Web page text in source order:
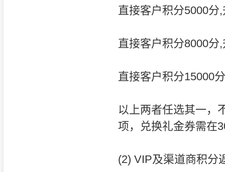
直接客户积分5000分
直接客户积分8000分
直接客户积分15000
以上两者任选其一，
项，兑换礼金券需在
(2) VIP及渠道商积分